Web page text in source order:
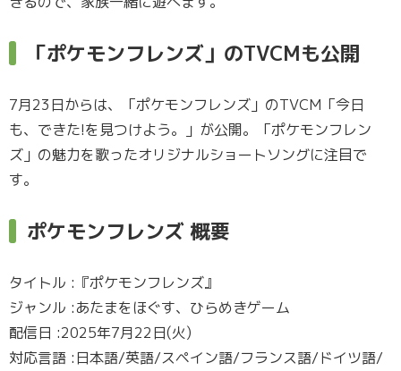
「ポケモンフレンズ」のTVCMも公開
7月23日からは、「ポケモンフレンズ」のTVCM「今日
も、できた!を見つけよう。」が公開。「ポケモンフレン
ズ」の魅力を歌ったオリジナルショートソングに注目で
す。
ポケモンフレンズ 概要
タイトル :『ポケモンフレンズ』
ジャンル :あたまをほぐす、ひらめきゲーム
配信日 :2025年7月22日(火)
対応言語 :日本語/英語/スペイン語/フランス語/ドイツ語/